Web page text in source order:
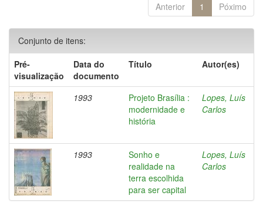
Anterior 1 Póximo
Conjunto de itens:
Pré-
visualização
Data do
documento
Título Autor(es)
1993
Projeto Brasília :
modernidade e
história
Lopes, Luís
Carlos
1993
Sonho e
realidade na
terra escolhida
para ser capital
Lopes, Luís
Carlos